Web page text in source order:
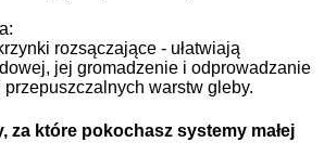
rozsączające - ułatwiają
jej gromadzenie i odprowadzanie
przepuszczalnych warstw gleby.
za które pokochasz systemy małej